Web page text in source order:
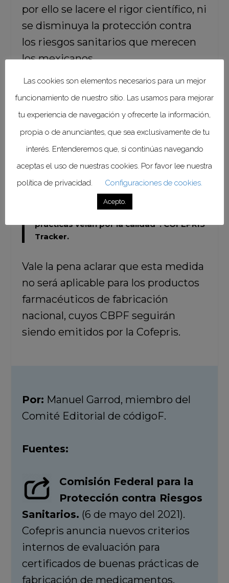
por ello se lacere el rigor científico, ni
se disminuya la protección contra
los riesgos sanitarios que merecen
los mexicanos.
las inspecciones asociadas son
componentes que contribuyen a
farmacéuticos se fabriquen con
estándares de la más alta calidad para
abastecer a los y las pacientes de
indispensables que debe cumplir un
medicamento (seguridad, calidad y
eficacia), los certificados de buenas
prácticas velan por la calidad”.COFEPRIS
Tracker.
Vale la pena aclarar que esta medida
no será aplicable para los productos
farmacéuticos de fabricación
nacional, cuyos CBPF seguirán
siendo emitidos por la Cofepris.
Por: Manuel Garrod, miembro del
Comité Editorial de códigoF.
Fuentes:
Comisión Federal para la
Protección contra Riesgos
Sanitarios. (6 de mayo del 2021).
Cofepris anuncia nuevos criterios
internos de evaluación para
certificados de buenas prácticas de
fabricación de medicamentos.
Las cookies son elementos necesarios para un mejor
funcionamiento de nuestro sitio. Las usamos para mejorar
tu experiencia de navegación y ofrecerte la información,
propia o de anunciantes, que sea exclusivamente de tu
interés. Entenderemos que, si continúas navegando
aceptas el uso de nuestras cookies. Por favor lee nuestra
política de privacidad.
Configuraciones de cookies.
Acepto.